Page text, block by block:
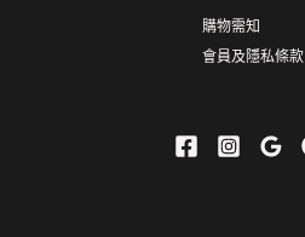
購物需知
會員及隱私條款